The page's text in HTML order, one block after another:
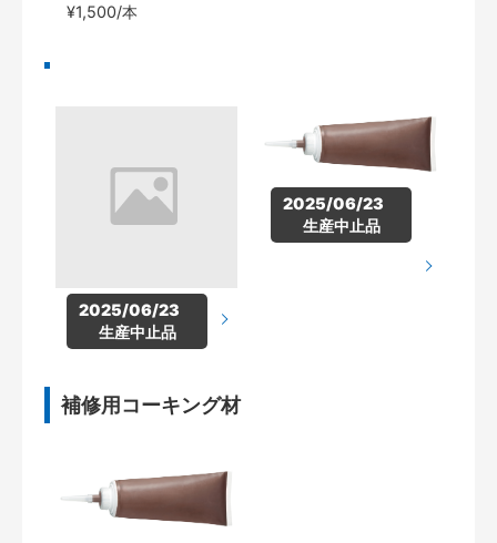
¥1,500/本
2025/06/23
生産中止品
2025/06/23
生産中止品
補修用コーキング材